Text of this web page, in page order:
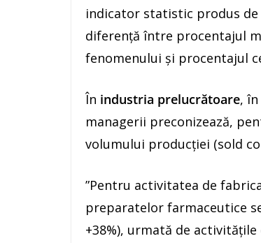
indicator statistic produs
diferenţă între procentajul
fenomenului şi procentajul
În industria prelucrătoare,
managerii preconizează,
volumului producţiei (sold
”Pentru activitatea de
preparatelor farmaceutice
+38%), urmată de